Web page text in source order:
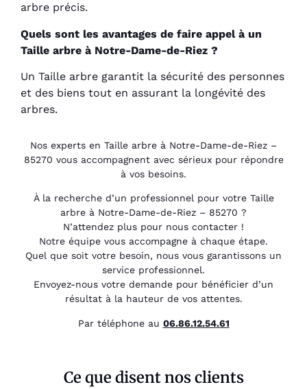
arbre précis.
Quels sont les avantages de faire appel à un
Taille arbre à Notre-Dame-de-Riez ?
Un Taille arbre garantit la sécurité des personnes
et des biens tout en assurant la longévité des
arbres.
Nos experts en Taille arbre à Notre-Dame-de-Riez –
85270 vous accompagnent avec sérieux pour répondre
à vos besoins.
À la recherche d’un professionnel pour votre Taille
arbre à Notre-Dame-de-Riez – 85270 ?
N’attendez plus pour nous contacter !
Notre équipe vous accompagne à chaque étape.
Quel que soit votre besoin, nous vous garantissons un
service professionnel.
Envoyez-nous votre demande pour bénéficier d’un
résultat à la hauteur de vos attentes.
Par téléphone au 06.86.12.54.61
Ce que disent nos clients